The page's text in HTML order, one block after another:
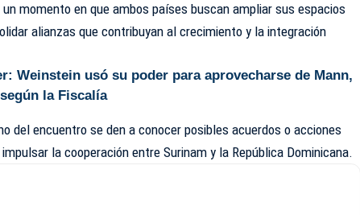
momento en que ambos países buscan ampliar sus espacios
alianzas que contribuyan al crecimiento y la integración
: Weinstein usó su poder para aprovecharse de Mann,
la Fiscalía
del encuentro se den a conocer posibles acuerdos o acciones
la cooperación entre Surinam y la República Dominicana.